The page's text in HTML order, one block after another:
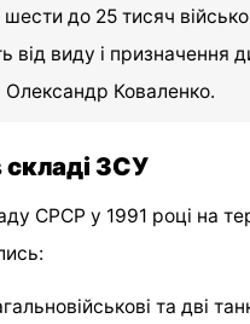
шести до 25 тисяч
від виду і призначення
Олександр Коваленко.
складі ЗСУ
СРСР у 1991 році на
та дві